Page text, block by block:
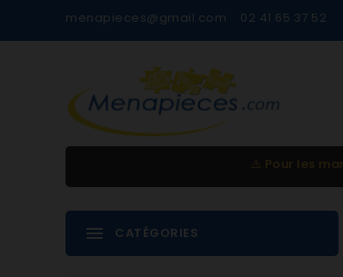
menapieces@gmail.com 02 41 65 37 52
⚠️ Pour les
CATÉGORIES